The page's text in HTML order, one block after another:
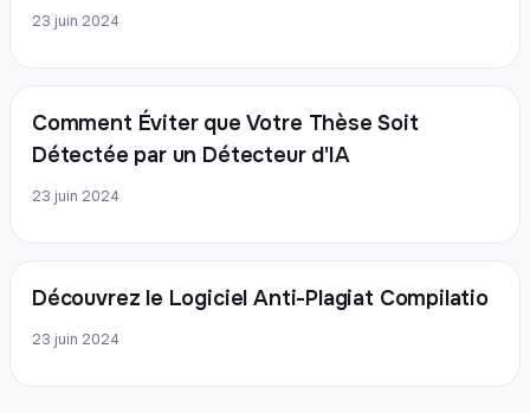
23 juin 2024
Comment Éviter que Votre Thèse Soit
Détectée par un Détecteur d'IA
23 juin 2024
Découvrez le Logiciel Anti-Plagiat Compilatio
23 juin 2024